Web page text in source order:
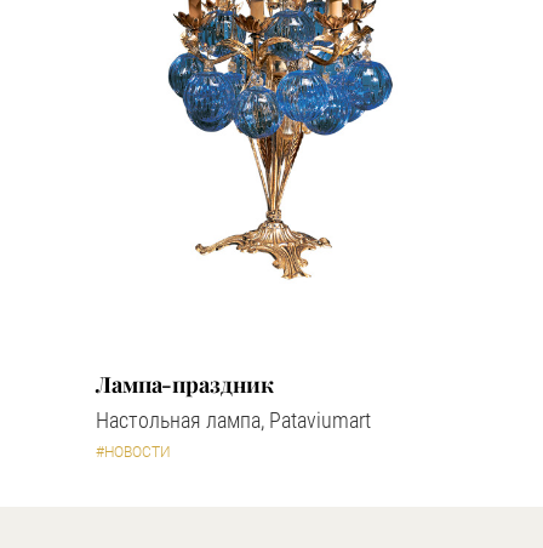
Лампа-праздник
Настольная лампа, Pataviumart
#НОВОСТИ